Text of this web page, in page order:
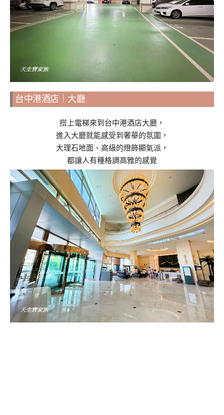
台中港酒店｜大廳
搭上電梯來到台中港酒店大廳，
進入大廳就能感受到奢華的氛圍，
大理石地面、高級的燈飾顯氣派，
都讓人有種格調高雅的感覺